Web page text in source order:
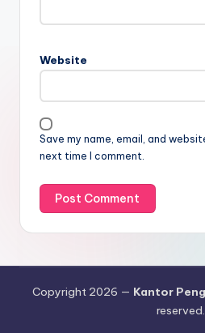
Website
Save my name, email, and
next time I comment.
Copyright 2026 — Kantor
reserved.